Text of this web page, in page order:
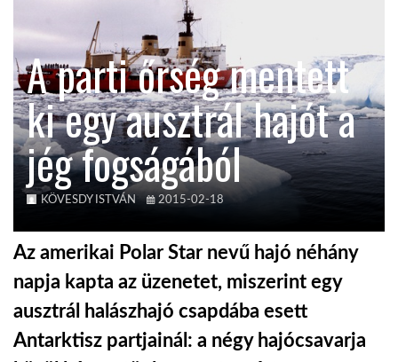
KÖZEL-KELET
AUSZTRÁLIA
A VILÁG ITTHON
A parti őrség mentett
ki egy ausztrál hajót a
jég fogságából
KÖVESDY ISTVÁN 2015-02-18
Az amerikai Polar Star nevű hajó néhány
napja kapta az üzenetet, miszerint egy
ausztrál halászhajó csapdába esett
Antarktisz partjainál: a négy hajócsavarja